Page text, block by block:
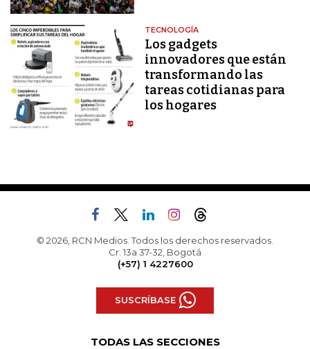
TECNOLOGÍA
Los gadgets
innovadores que están
transformando las
tareas cotidianas para
los hogares
© 2026, RCN Medios. Todos los derechos reservados.
Cr. 13a 37-32, Bogotá
(+57) 1 4227600
SUSCRÍBASE
TODAS LAS SECCIONES